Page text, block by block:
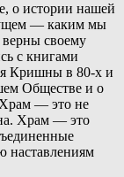
о истории нашей
— каким мы
своему
с книгами
Кришны в 80-х и
Обществе и о
Храм — это не
Храм — это
наставлениям